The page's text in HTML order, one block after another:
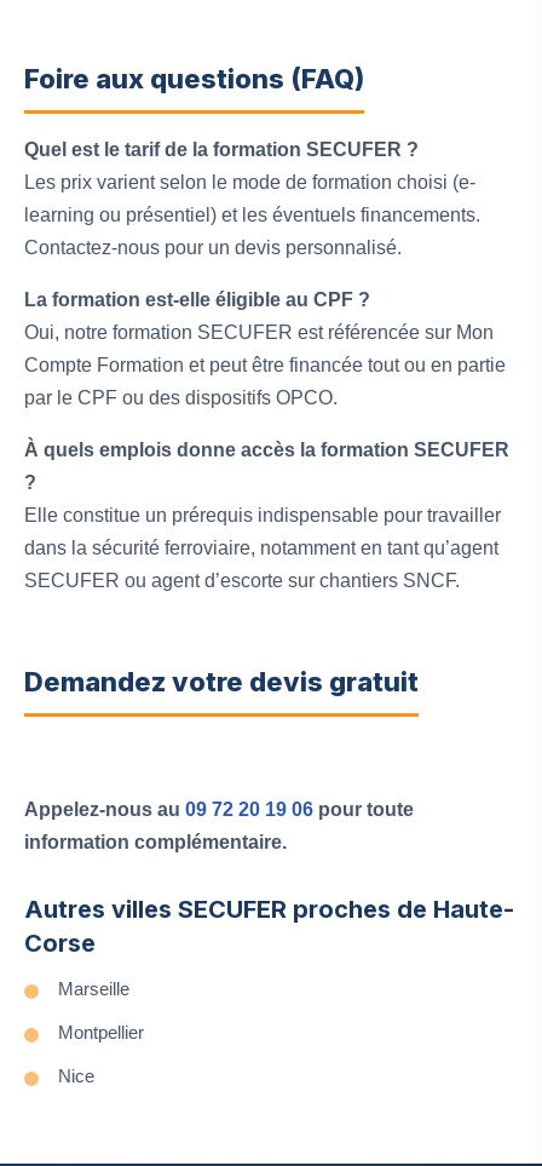
Foire aux questions (FAQ)
Quel est le tarif de la formation SECUFER ?
Les prix varient selon le mode de formation choisi (e-
learning ou présentiel) et les éventuels financements.
Contactez-nous pour un devis personnalisé.
La formation est-elle éligible au CPF ?
Oui, notre formation SECUFER est référencée sur Mon
Compte Formation et peut être financée tout ou en partie
par le CPF ou des dispositifs OPCO.
À quels emplois donne accès la formation SECUFER
?
Elle constitue un prérequis indispensable pour travailler
dans la sécurité ferroviaire, notamment en tant qu’agent
SECUFER ou agent d’escorte sur chantiers SNCF.
Demandez votre devis gratuit
Appelez-nous au 09 72 20 19 06 pour toute
information complémentaire.
Autres villes SECUFER proches de Haute-
Corse
Marseille
Montpellier
Nice